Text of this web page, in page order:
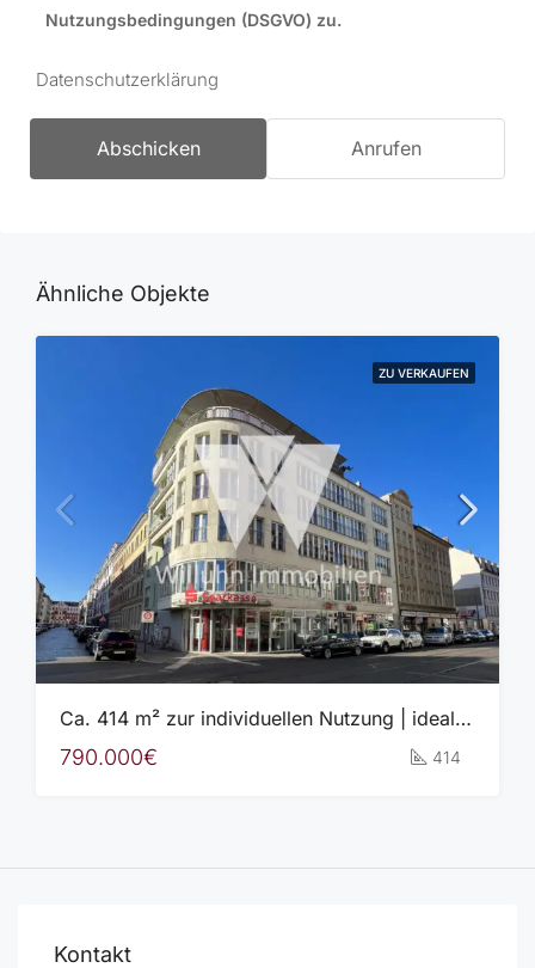
Nutzungsbedingungen (DSGVO) zu.
Datenschutzerklärung
Abschicken Anrufen
Ähnliche Objekte
ZU VERKAUFEN
Ca. 414 m² zur individuellen Nutzung | ideale Sichtbarkeit | 2 TG-Stellplätze
790.000€ 414
Kontakt